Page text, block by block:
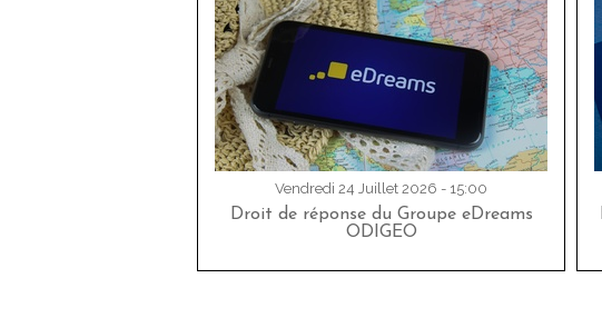
Vendredi 24 Juillet 2026 - 15:00
Droit de réponse du Groupe eDreams
ODIGEO